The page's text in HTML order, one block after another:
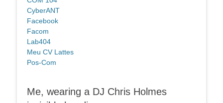
CyberANT
Facebook
Facom
Lab404
Meu CV Lattes
Pos-Com
Me, wearing a DJ Chris Holmes